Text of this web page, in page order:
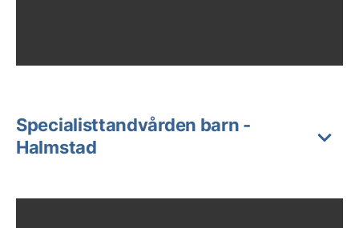
Specialisttandvården barn -
Halmstad